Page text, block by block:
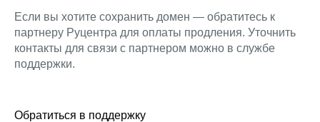
Если вы хотите сохранить домен — обратитесь к
партнеру Руцентра для оплаты продления. Уточнить
контакты для связи с партнером можно в службе
поддержки.
Обратиться в поддержку